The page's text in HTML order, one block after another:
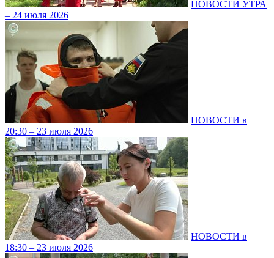
НОВОСТИ УТРА
– 24 июля 2026
НОВОСТИ в
20:30 – 23 июля 2026
НОВОСТИ в
18:30 – 23 июля 2026